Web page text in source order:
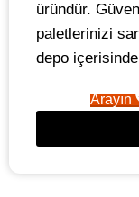
üründür.
paletlerinizi
depo
Arayın